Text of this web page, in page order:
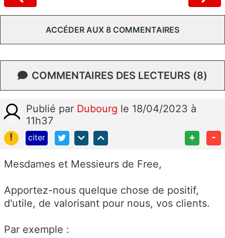
ACCÉDER AUX 8 COMMENTAIRES
COMMENTAIRES DES LECTEURS (8)
Publié par Dubourg le 18/04/2023 à
11h37
!
citer + -
Mesdames et Messieurs de Free,
Apportez-nous quelque chose de positif,
d'utile, de valorisant pour nous, vos clients.
Par exemple :